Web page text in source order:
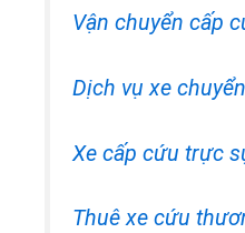
Vận chuyển cấp
Dịch vụ xe
Xe cấp cứu trực
Thuê xe cứu